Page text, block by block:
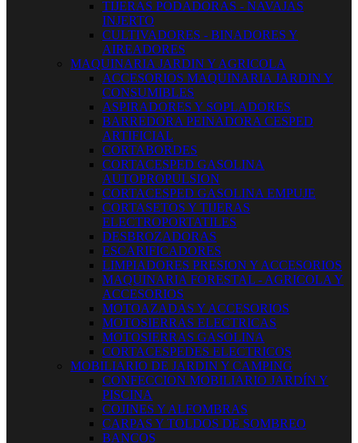
TIJERAS PODADORAS - NAVAJAS
INJERTO
CULTIVADORES - BINADORES Y
AIREADORES
MAQUINARIA JARDIN Y AGRICOLA
ACCESORIOS MAQUINARIA JARDIN Y
CONSUMIBLES
ASPIRADORES Y SOPLADORES
BARREDORA PEINADORA CESPED
ARTIFICIAL
CORTABORDES
CORTACESPED GASOLINA
AUTOPROPULSION
CORTACESPED GASOLINA EMPUJE
CORTASETOS Y TIJERAS
ELECTROPORTATILES
DESBROZADORAS
ESCARIFICADORES
LIMPIADORES PRESION Y ACCESORIOS
MAQUINARIA FORESTAL - AGRICOLA Y
ACCESORIOS
MOTOAZADAS Y ACCESORIOS
MOTOSIERRAS ELECTRICAS
MOTOSIERRAS GASOLINA
CORTACESPEDES ELECTRICOS
MOBILIARIO DE JARDIN Y CAMPING
CONFECCION MOBILIARIO JARDÍN Y
PISCINA
COJINES Y ALFOMBRAS
CARPAS Y TOLDOS DE SOMBREO
BANCOS